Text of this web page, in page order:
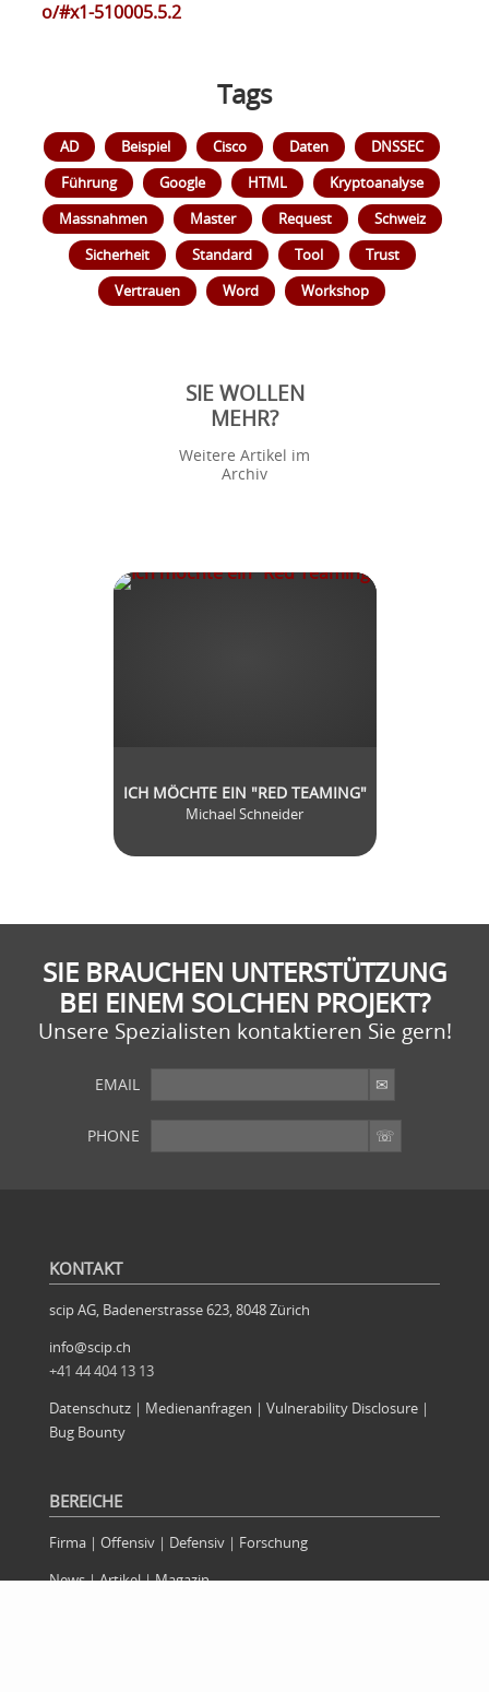
o/#x1-510005.5.2
Tags
AD Beispiel Cisco Daten
DNSSEC
Führung
Google HTML
Kryptoanalyse
Massnahmen
Master Request
Schweiz
Sicherheit
Standard Tool
Trust
Vertrauen
Word Workshop
SIE WOLLEN
MEHR?
Weitere Artikel im
Archiv
ICH MÖCHTE EIN "RED TEAMING"
Michael Schneider
SIE BRAUCHEN UNTERSTÜTZUNG
BEI EINEM SOLCHEN PROJEKT?
Unsere Spezialisten kontaktieren Sie gern!
EMAIL
PHONE
KONTAKT
scip AG, Badenerstrasse 623, 8048 Zürich
info@scip.ch
+41 44 404 13 13
Datenschutz| Medienanfragen | Vulnerability Disclosure|
Bug Bounty
BEREICHE
Firma| Offensiv| Defensiv| Forschung
News|Artikel|Magazin